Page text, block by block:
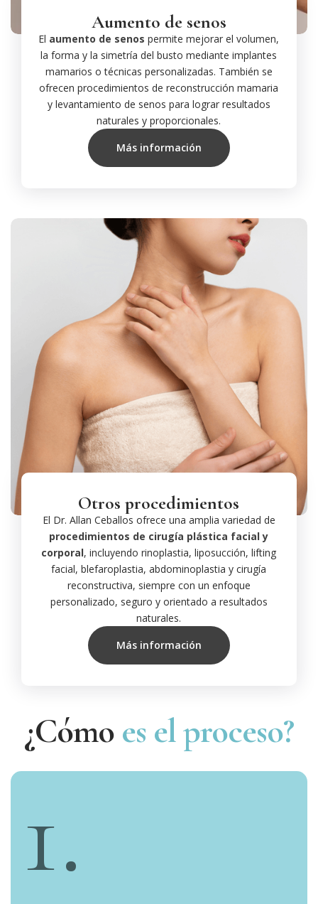
Aumento de senos
El aumento de senos permite mejorar el volumen,
la forma y la simetría del busto mediante implantes
mamarios o técnicas personalizadas. También se
ofrecen procedimientos de reconstrucción mamaria
y levantamiento de senos para lograr resultados
naturales y proporcionales.
Más información
Otros procedimientos
El Dr. Allan Ceballos ofrece una amplia variedad de
procedimientos de cirugía plástica facial y
corporal, incluyendo rinoplastia, liposucción, lifting
facial, blefaroplastia, abdominoplastia y cirugía
reconstructiva, siempre con un enfoque
personalizado, seguro y orientado a resultados
naturales.
Más información
¿Cómo es el proceso?
1.